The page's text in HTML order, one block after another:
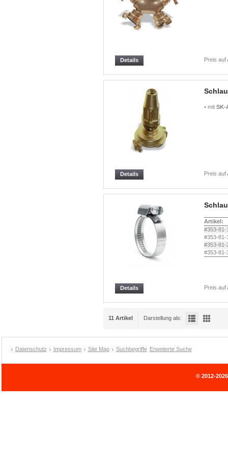
Preis auf
Details
• mit SK-
Preis auf
Details
Artikel:
#353-81-
#353-81-
#353-81-
#353-81-
Preis auf
Details
11 Artikel Darstellung als:
Datenschutz Impressum Site Map Suchbegriffe Erweiterte Suche
© 2012-